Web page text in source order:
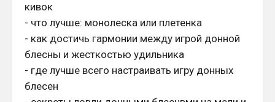
кивок
- что лучше: монолеска или плетенка
- как достичь гармонии между игрой донной
блесны и жесткостью удильника
- где лучше всего настраивать игру донных
блесен